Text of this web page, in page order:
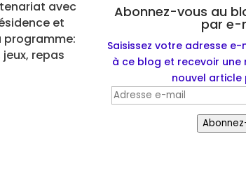
avec
et
programme:
repas
Abonnez-vous au
par e-
Saisissez votre adresse
à ce blog et recevoir
nouvel article
Adresse
e-